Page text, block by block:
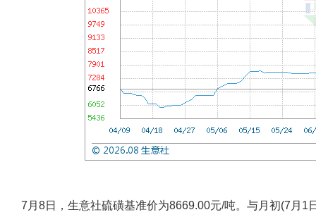
7月8日，生意社硫磺基准价为8669.00元/吨。与月初(7月1